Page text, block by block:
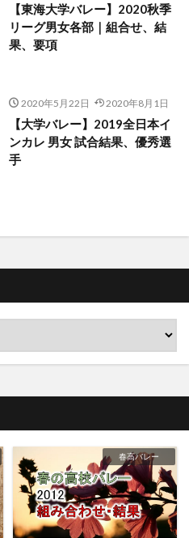
【東海大学バレー】2020秋季
リーグ男女各部｜組合せ、結
果、要項
2020年5月22日 2020年8月1日
【大学バレー】2019全日本イ
ンカレ 男女 試合結果、優秀選
手
春高バレー